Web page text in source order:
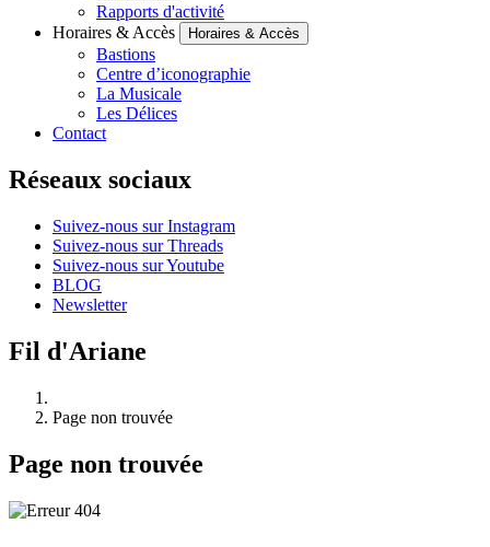
Rapports d'activité
Horaires & Accès
Horaires & Accès
Bastions
Centre d’iconographie
La Musicale
Les Délices
Contact
Réseaux sociaux
Suivez-nous sur Instagram
Suivez-nous sur Threads
Suivez-nous sur Youtube
BLOG
Newsletter
Fil d'Ariane
Page non trouvée
Page non trouvée